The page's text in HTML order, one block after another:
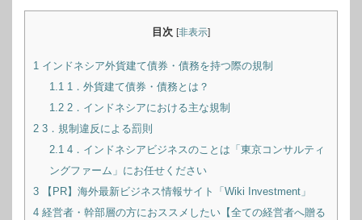
目次 [非表示]
1 インドネシア外貨建て債券・債務を持つ際の規制
1.11．外貨建て債券・債務とは？
1.22．インドネシアにおける主な規制
2 3．規制違反による罰則
2.14．インドネシアビジネスのことは「東京コンサルティ
ングファーム」にお任せください
3 【PR】海外最新ビジネス情報サイト「Wiki Investment」
4 経営者・幹部層の方におススメしたい【全ての経営者へ贈る